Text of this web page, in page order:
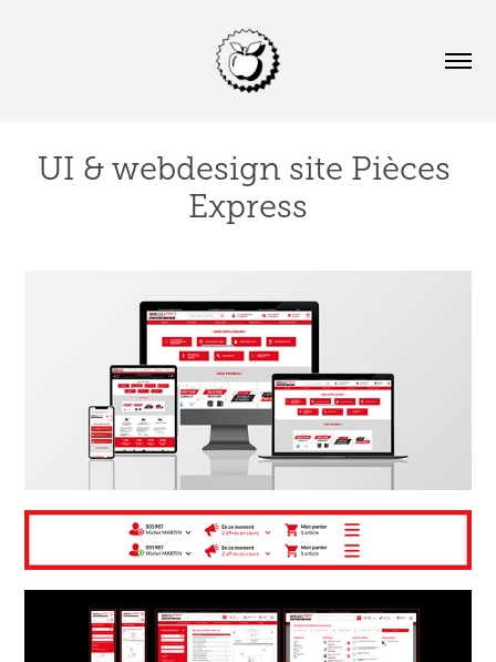
UI & webdesign site Pièces
Express